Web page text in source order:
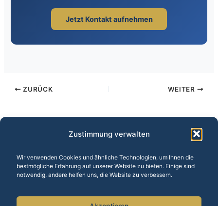
Zustimmung verwalten
Wir verwenden Cookies und ähnliche Technologien, um Ihnen die
bestmögliche Erfahrung auf unserer Website zu bieten. Einige sind
notwendig, andere helfen uns, die Website zu verbessern.
Jetzt Kontakt aufnehmen
ZURÜCK WEITER
Unsere Leistungen: Baufinanzierung · Versicherungen